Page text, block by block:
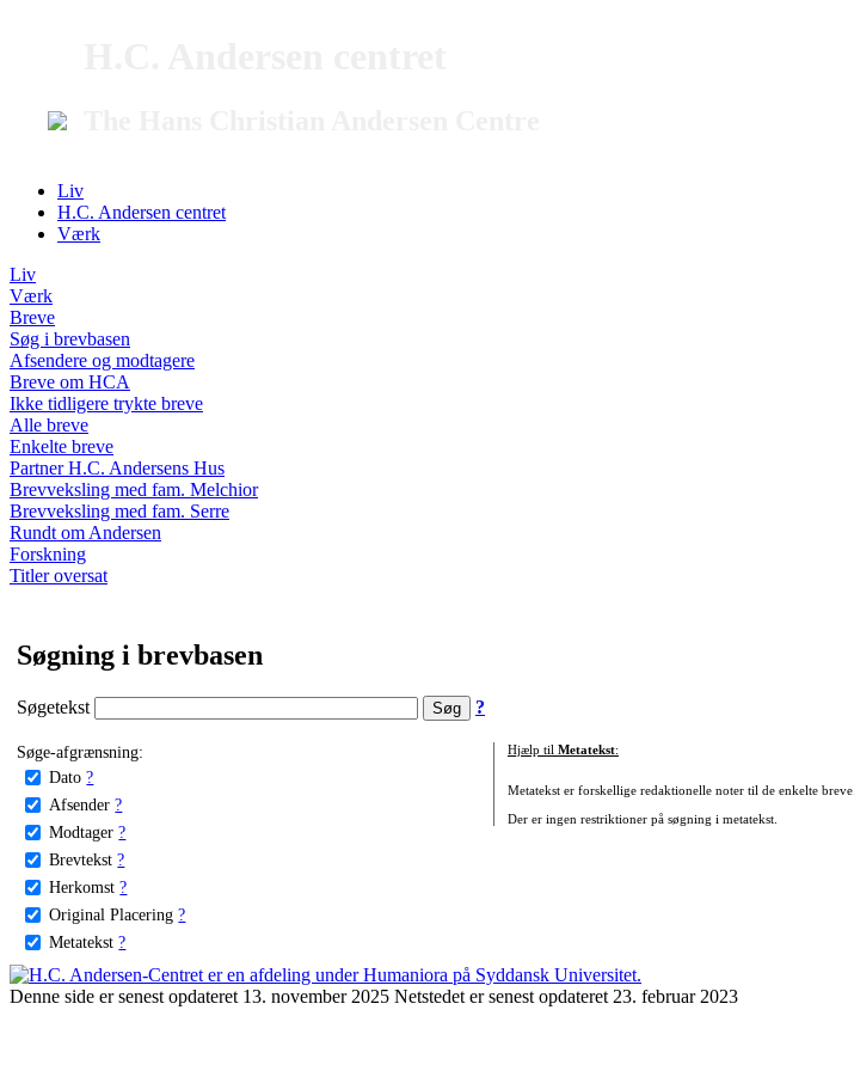
Liv
H.C. Andersen centret
Værk
Liv
Værk
Breve
Søg i brevbasen
Afsendere og modtagere
Breve om HCA
Ikke tidligere trykte breve
Alle breve
Enkelte breve
Partner H.C. Andersens Hus
Brevveksling med fam. Melchior
Brevveksling med fam. Serre
Rundt om Andersen
Forskning
Titler oversat
Søgning i brevbasen
Søgetekst ?
Søge-afgrænsning:
Dato ?
Afsender ?
Modtager ?
Brevtekst ?
Herkomst ?
Original Placering ?
Metatekst ?
Hjælp til Metatekst:
Metatekst er forskellige redaktionelle noter til de enkelte breve.
Der er ingen restriktioner på søgning i metatekst.
Denne side er senest opdateret 13. november 2025 Netstedet er senest opdateret 23. februar 2023